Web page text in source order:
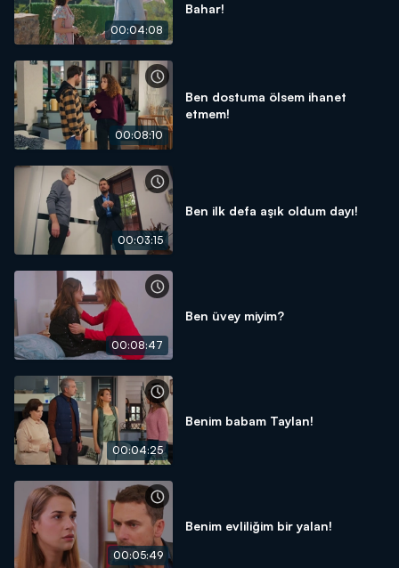
00:04:08
Bahar!
00:08:10
Ben dostuma ölsem ihanet
etmem!
00:03:15
Ben ilk defa aşık oldum dayı!
00:08:47
Ben üvey miyim?
00:04:25
Benim babam Taylan!
00:05:49
Benim evliliğim bir yalan!